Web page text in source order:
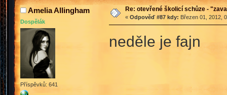
Amelia Allingham
Dospělák
Příspěvků: 641
Re: otevřené školicí schůze -
« Odpověď #87 kdy: Březen 01, 2012,
neděle je fajn